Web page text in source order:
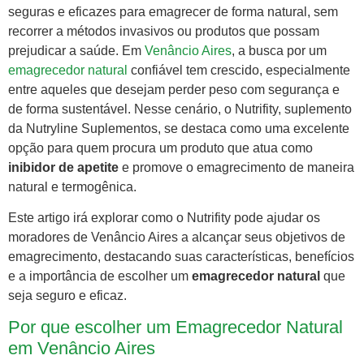
seguras e eficazes para emagrecer de forma natural, sem
recorrer a métodos invasivos ou produtos que possam
prejudicar a saúde. Em Venâncio Aires, a busca por um
emagrecedor natural confiável tem crescido, especialmente
entre aqueles que desejam perder peso com segurança e
de forma sustentável. Nesse cenário, o Nutrifity, suplemento
da Nutryline Suplementos, se destaca como uma excelente
opção para quem procura um produto que atua como
inibidor de apetite e promove o emagrecimento de maneira
natural e termogênica.
Este artigo irá explorar como o Nutrifity pode ajudar os
moradores de Venâncio Aires a alcançar seus objetivos de
emagrecimento, destacando suas características, benefícios
e a importância de escolher um emagrecedor natural que
seja seguro e eficaz.
Por que escolher um Emagrecedor Natural
em Venâncio Aires